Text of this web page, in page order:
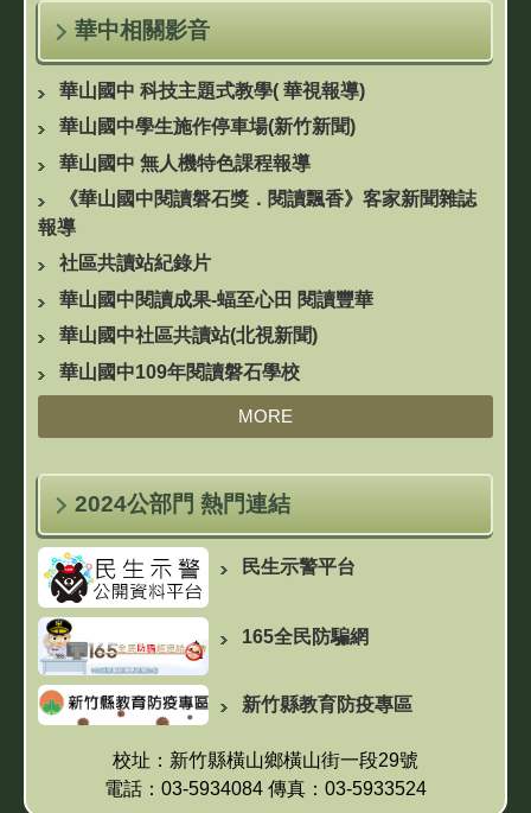
華中相關影音
華山國中 科技主題式教學( 華視報導)
華山國中學生施作停車場(新竹新聞)
華山國中 無人機特色課程報導
《華山國中閱讀磐石獎．閱讀飄香》客家新聞雜誌
報導
社區共讀站紀錄片
華山國中閱讀成果-蝠至心田 閱讀豐華
華山國中社區共讀站(北視新聞)
華山國中109年閱讀磐石學校
MORE
2024公部門 熱門連結
民生示警平台
165全民防騙網
新竹縣教育防疫專區
校址：新竹縣橫山鄉橫山街一段29號
電話：03-5934084 傳真：03-5933524